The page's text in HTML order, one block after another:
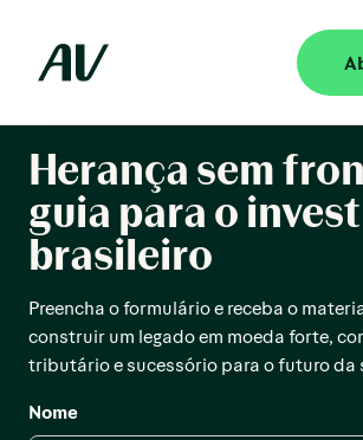
Herança sem
guia para o
brasileiro
Preencha o formulário e receba o
construir um legado em moeda forte,
tributário e sucessório para o futuro da
Nome